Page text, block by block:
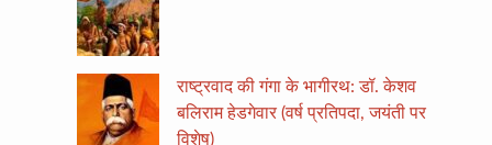
राष्ट्रवाद की गंगा के भागीरथ: डॉ. केशव
बलिराम हेडगेवार (वर्ष प्रतिपदा, जयंती पर
विशेष)